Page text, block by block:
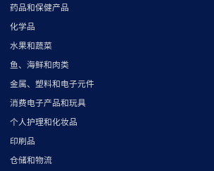
药品和保健产品
化学品
水果和蔬菜
鱼、海鲜和肉类
金属、塑料和电子元件
消费电子产品和玩具
个人护理和化妆品
印刷品
仓储和物流